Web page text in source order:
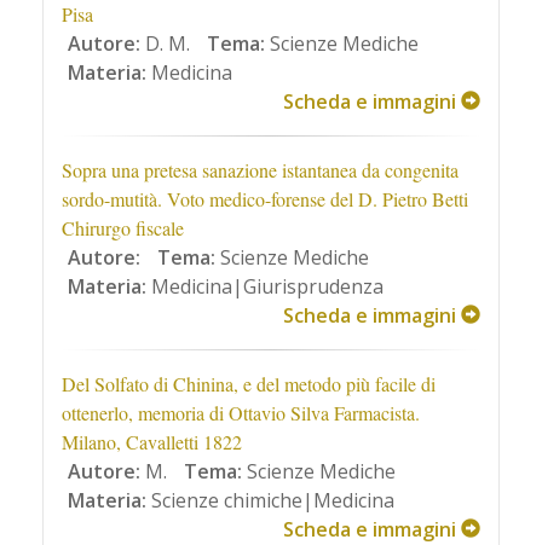
Pisa
Autore: D. M. Tema: Scienze Mediche
Materia: Medicina
Scheda e immagini
Sopra una pretesa sanazione istantanea da congenita
sordo-mutità. Voto medico-forense del D. Pietro Betti
Chirurgo fiscale
Autore: Tema: Scienze Mediche
Materia: Medicina|Giurisprudenza
Scheda e immagini
Del Solfato di Chinina, e del metodo più facile di
ottenerlo, memoria di Ottavio Silva Farmacista.
Milano, Cavalletti 1822
Autore: M. Tema: Scienze Mediche
Materia: Scienze chimiche|Medicina
Scheda e immagini